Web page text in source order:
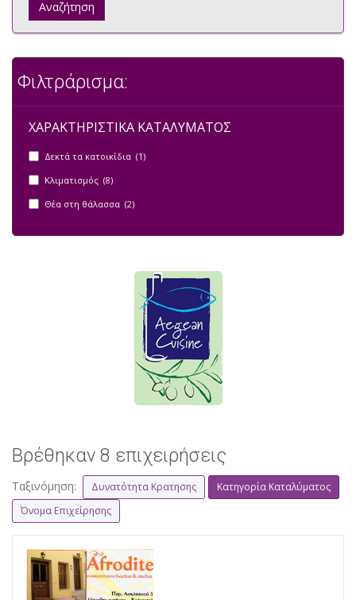
Αναζήτηση
Φιλτράρισμα:
ΧΑΡΑΚΤΗΡΙΣΤΙΚΑ ΚΑΤΑΛΥΜΑΤΟΣ
Δεκτά τα κατοικίδια (1)
Κλιματισμός (8)
Θέα στη θάλασσα (2)
Βρέθηκαν 8 επιχειρήσεις
Ταξινόμηση: Δυνατότητα Κρατησης
Κατηγορία Καταλύματος
Όνομα Επιχείρησης